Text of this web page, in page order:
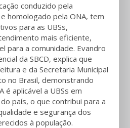
conduzido pela
e homologado pela ONA, tem
para as UBSs,
mais eficiente,
para a comunidade. Evandro
da SBCD, explica que
e da Secretaria Municipal
no Brasil, demonstrando
é aplicável a UBSs em
país, o que contribui para a
e segurança dos
à população.